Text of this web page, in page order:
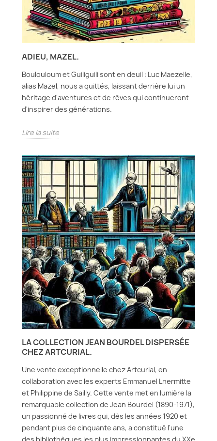
ADIEU, MAZEL.
Boulouloum et Guiliguili sont en deuil : Luc Maezelle,
alias Mazel, nous a quittés, laissant derrière lui un
héritage d'aventures et de rêves qui continueront
d'inspirer des générations.
Lire la suite
LA COLLECTION JEAN BOURDEL DISPERSÉE
CHEZ ARTCURIAL.
Une vente exceptionnelle chez Artcurial, en
collaboration avec les experts Emmanuel Lhermitte
et Philippine de Sailly. Cette vente met en lumière la
remarquable collection de Jean Bourdel (1890-1971),
un passionné de livres qui, dès les années 1920 et
pendant plus de cinquante ans, a constitué l'une